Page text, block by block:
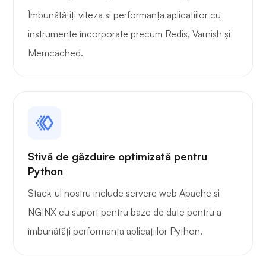
Îmbunătățiți viteza și performanța aplicațiilor cu
instrumente încorporate precum Redis, Varnish și
Memcached.
Stivă de găzduire optimizată pentru
Python
Stack-ul nostru include servere web Apache și
NGINX cu suport pentru baze de date pentru a
îmbunătăți performanța aplicațiilor Python.